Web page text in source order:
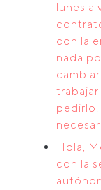
lunes a
con la
nada
trabajar
pedirlo.
Hola,
con la